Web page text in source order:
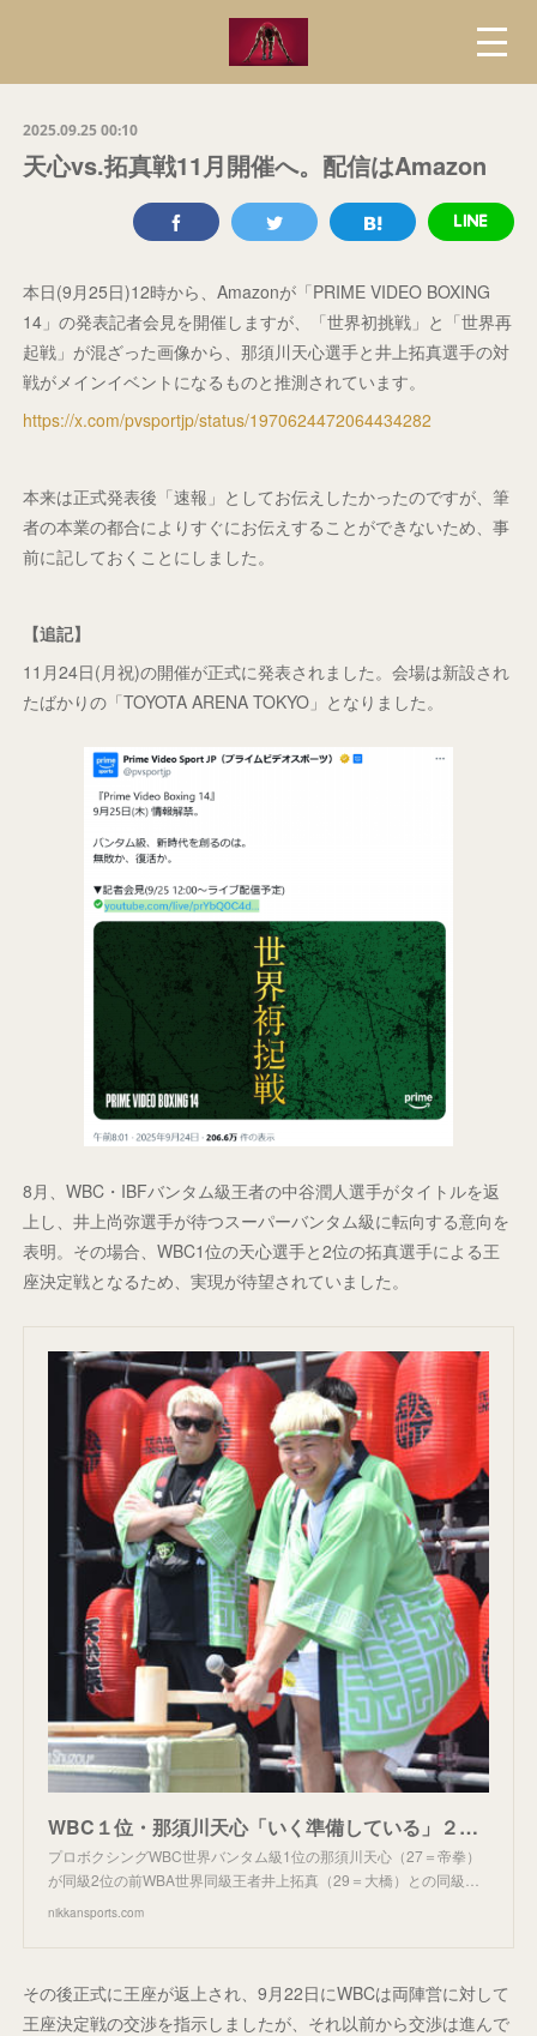
2025.09.25 00:10
天心vs.拓真戦11月開催へ。配信はAmazon
本日(9月25日)12時から、Amazonが「PRIME VIDEO BOXING
14」の発表記者会見を開催しますが、「世界初挑戦」と「世界再
起戦」が混ざった画像から、那須川天心選手と井上拓真選手の対
戦がメインイベントになるものと推測されています。
https://x.com/pvsportjp/status/1970624472064434282
本来は正式発表後「速報」としてお伝えしたかったのですが、筆
者の本業の都合によりすぐにお伝えすることができないため、事
前に記しておくことにしました。
【追記】
11月24日(月祝)の開催が正式に発表されました。会場は新設され
たばかりの「TOYOTA ARENA TOKYO」となりました。
8月、WBC・IBFバンタム級王者の中谷潤人選手がタイトルを返
上し、井上尚弥選手が待つスーパーバンタム級に転向する意向を
表明。その場合、WBC1位の天心選手と2位の拓真選手による王
座決定戦となるため、実現が待望されていました。
WBC１位・那須川天心「いく準備している」２位・井上拓真と決定戦に意欲＆複数階級野望明かす - ボクシング : 日刊スポーツ
プロボクシングWBC世界バンタム級1位の那須川天心（27＝帝拳）
が同級2位の前WBA世界同級王者井上拓真（29＝大橋）との同級…
nikkansports.com
その後正式に王座が返上され、9月22日にWBCは両陣営に対して
王座決定戦の交渉を指示しましたが、それ以前から交渉は進んで